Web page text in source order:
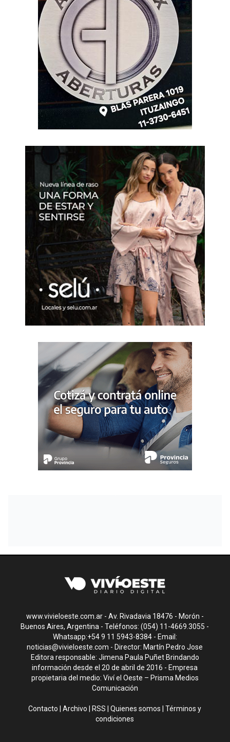
www.vivieloeste.com.ar - Av. Rivadavia 18476 - Morón -
Buenos Aires, Argentina - Teléfonos: (054) 11-4669.3055 -
Whatsapp:+54 9 11 5943-8384 - Email:
noticias@vivieloeste.com - Director: Martín Pedro Jose
Editora responsable: Jimena Paula Puñet Brindando
información desde el 20 de abril de 2016 - Empresa
propietaria del medio: Viví el Oeste – Prisma Medios
Comunicación
Contacto |Archivo RSS |Quienes somos |Términos y
condiciones